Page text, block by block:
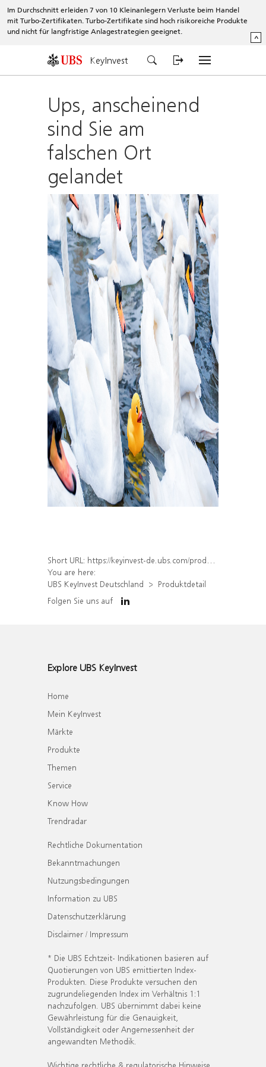
Im Durchschnitt erleiden 7 von 10 Kleinanlegern Verluste beim Handel
mit Turbo-Zertifikaten. Turbo-Zertifikate sind hoch risikoreiche Produkte
und nicht für langfristige Anlagestrategien geeignet.
^
KeyInvest
Ups, anscheinend
sind Sie am
falschen Ort
gelandet
Short URL: https://keyinvest-de.ubs.com/produkt/detail/index/isin/DE000WA5UB49
You are here:
UBS KeyInvest Deutschland
Produktdetail
Folgen Sie uns auf
Explore UBS KeyInvest
Home
Mein KeyInvest
Märkte
Produkte
Themen
Service
Know How
Trendradar
Rechtliche Dokumentation
Bekanntmachungen
Nutzungsbedingungen
Information zu UBS
Datenschutzerklärung
Disclaimer / Impressum
* Die UBS Echtzeit- Indikationen basieren auf
Quotierungen von UBS emittierten Index-
Produkten. Diese Produkte versuchen den
zugrundeliegenden Index im Verhältnis 1:1
nachzufolgen. UBS übernimmt dabei keine
Gewährleistung für die Genauigkeit,
Vollständigkeit oder Angemessenheit der
angewandten Methodik.